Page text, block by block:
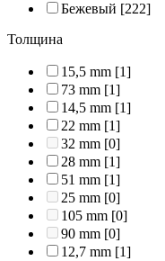
Бежевый [222]
Толщина
15,5 mm [1]
73 mm [1]
14,5 mm [1]
22 mm [1]
32 mm [0]
28 mm [1]
51 mm [1]
25 mm [0]
105 mm [0]
90 mm [0]
12,7 mm [1]